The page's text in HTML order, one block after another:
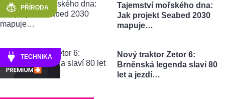
PŘÍRODA
Tajemství mořského dna:
Jak projekt Seabed 2030
mapuje…
TECHNIKA
Nový traktor Zetor 6:
Brněnská legenda slaví 80
let a jezdí…